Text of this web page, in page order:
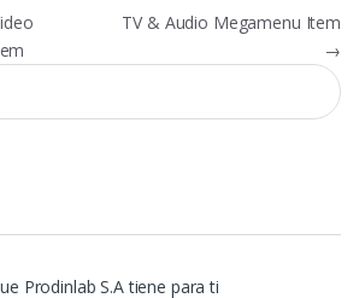
TV & Audio Megamenu Item
→
Prodinlab S.A tiene para ti